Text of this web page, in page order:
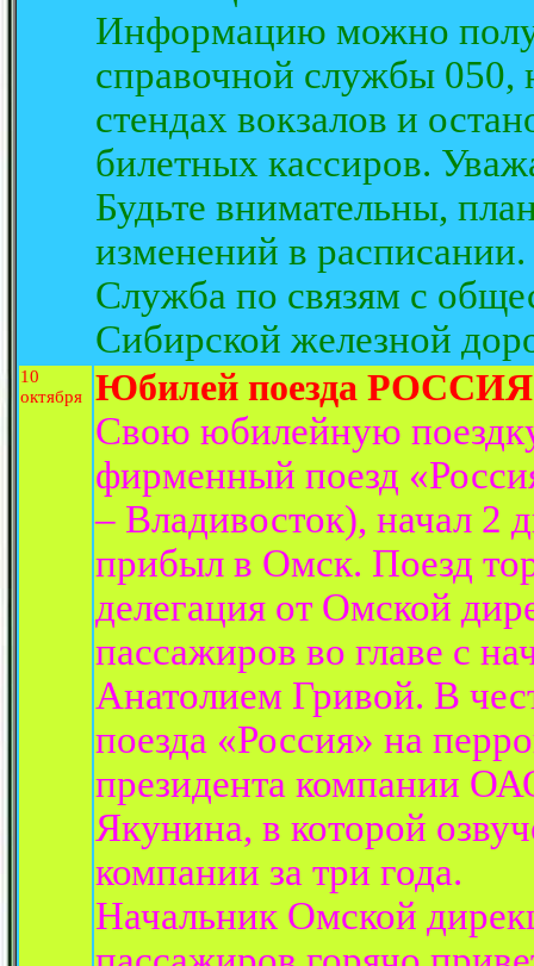
Информацию можно
справочной службы
стендах вокзалов и
билетных кассиров.
Будьте внимательны,
изменений в расписании.
Служба по связям с
Сибирской железной
10
октября
Юбилей поезда РОССИЯ
Свою юбилейную
фирменный поезд
– Владивосток), начал 2
прибыл в Омск. Поезд
делегация от Омской
пассажиров во главе с
Анатолием Гривой. В
поезда «Россия» на
президента компании
Якунина, в которой
компании за три года.
Начальник Омской